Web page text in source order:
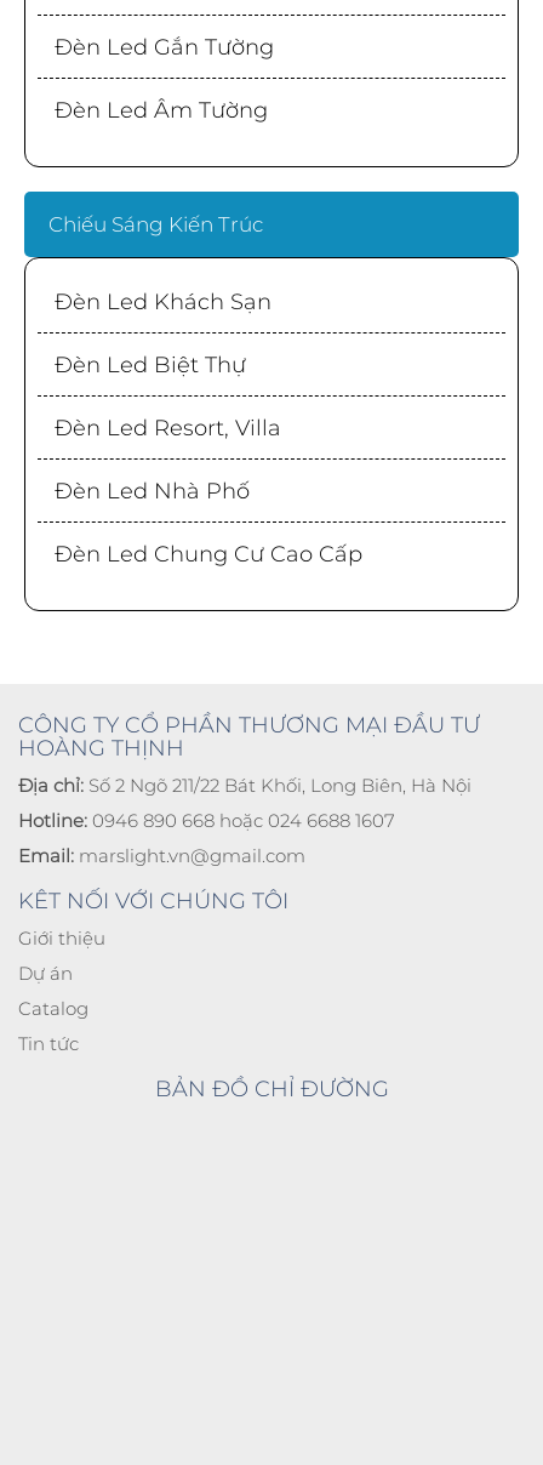
Đèn Led Gắn Tường
Đèn Led Âm Tường
Chiếu Sáng Kiến Trúc
Đèn Led Khách Sạn
Đèn Led Biệt Thự
Đèn Led Resort, Villa
Đèn Led Nhà Phố
Đèn Led Chung Cư Cao Cấp
CÔNG TY CỔ PHẦN THƯƠNG MẠI ĐẦU TƯ
HOÀNG THỊNH
Địa chỉ: Số 2 Ngõ 211/22 Bát Khối, Long Biên, Hà Nội
Hotline: 0946 890 668 hoặc 024 6688 1607
Email: marslight.vn@gmail.com
KÊT NỐI VỚI CHÚNG TÔI
Giới thiệu
Dự án
Catalog
Tin tức
BẢN ĐỒ CHỈ ĐƯỜNG